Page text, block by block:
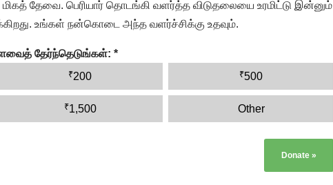
தேவை. பெரியார் தொடங்கி வளர்த்த விடுதலையை உரமிட்டு இன்னும்
உங்கள் நன்கொடை அந்த வளர்ச்சிக்கு உதவும்.
தேர்ந்தெடுங்கள்: *
₹200 ₹500
₹1,500 Other
Donate »